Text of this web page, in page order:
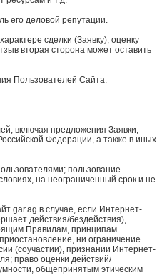
его деловой репутации.
сделки (Заявку), оценку
вторая сторона может оставить
Пользователей Сайта.
включая предложения Заявки,
Федерации, а также в иных
пользование
на неограниченный срок и не
gar.ag в случае, если Интернет-
действия/бездействия),
Правилам, принципам
ни ограничение
(соучастии), признании Интернет-
право оценки действий/
общепринятым этическим